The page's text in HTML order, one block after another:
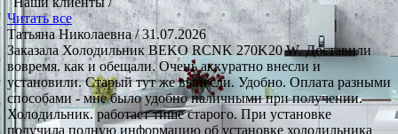
Читать все
Татьяна Николаевна/ 31.07.2026
Заказала Холодильник BEKO RCNK 270K20 W. Доставили
вовремя. как и обещали. Очень аккуратно внесли и
установили. Старый тут же вынесли. Удобно. Оплата разными
способами - мне было удобно наличными при получении.
Холодильник. работает тише старого. При установке
получила полную информацию об установке холодильника